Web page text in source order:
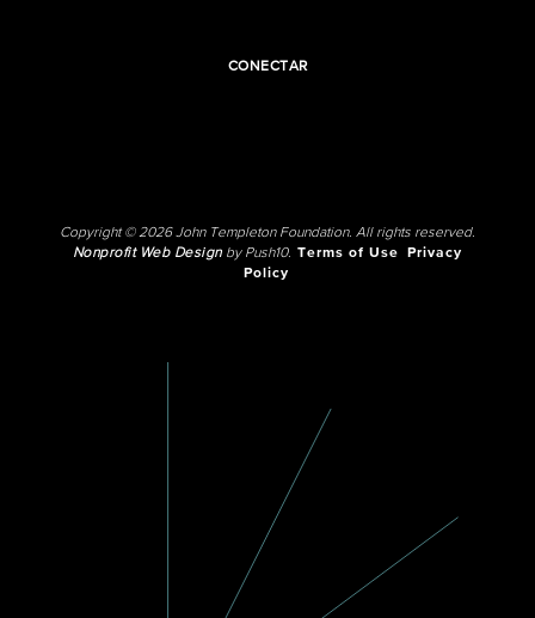
CONECTAR
Copyright © 2026 John Templeton Foundation. All rights reserved.
Nonprofit Web Designby Push10. Terms of Use
Privacy
Policy